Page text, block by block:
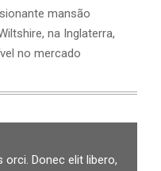
mansão
na Inglaterra,
no mercado
Donec elit libero,